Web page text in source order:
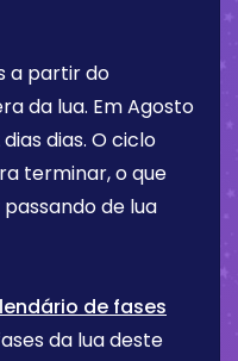
a partir do
da lua. EmAgosto
dias dias. O ciclo
terminar, o que
de lua
de fases
da lua deste